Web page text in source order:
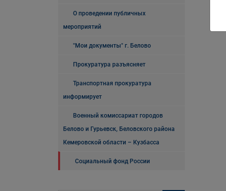
О проведении публичных
мероприятий
"Мои документы" г. Белово
Прокуратура разъясняет
Транспортная прокуратура
информирует
Военный комиссариат городов
Белово и Гурьевск, Беловского района
Кемеровской области – Кузбасса
Социальный фонд России